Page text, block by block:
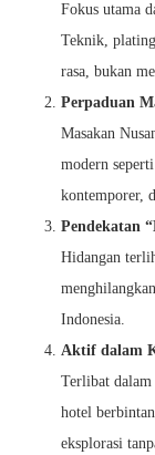
Fokus utama
Teknik,
rasa, bukan
Perpaduan
Masakan
modern
kontemporer,
Pendekatan
Hidangan
Indonesia.
Aktif dalam
Terlibat
hotel
eksplorasi